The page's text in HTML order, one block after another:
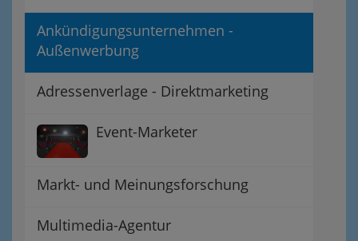
Ankündigungsunternehmen -
Außenwerbung
Adressenverlage - Direktmarketing
Event-Marketer
Markt- und Meinungsforschung
Multimedia-Agentur